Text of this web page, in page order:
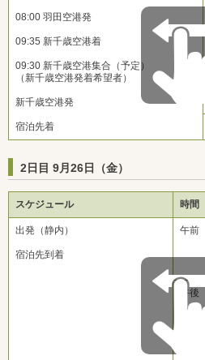
08:00 羽田空港発
09:35 新千歳空港着
09:30 新千歳空港集合（予定）
（新千歳空港発着希望者）
新千歳空港発
宿泊先着
2日目 9月26日（金）
スケジュール 時間
出発（静内）
宿泊先到着
午前
午後